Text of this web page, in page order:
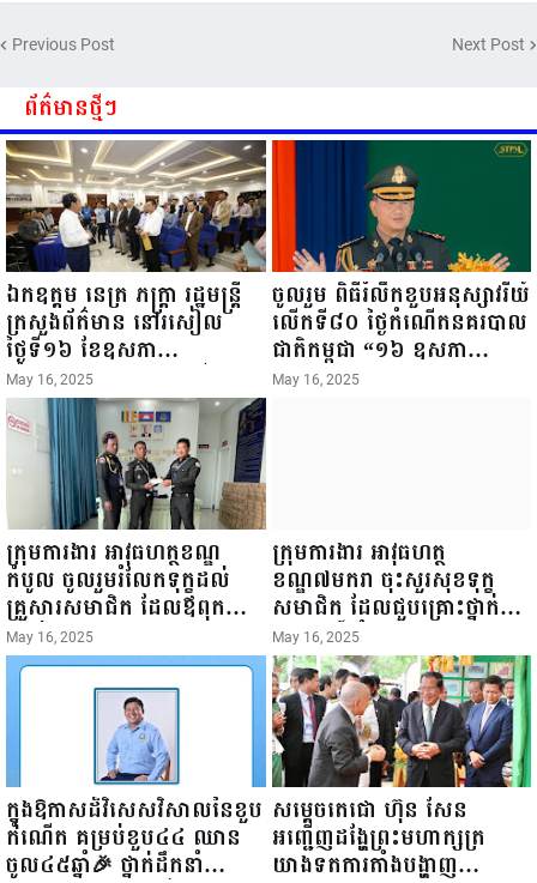
របាល់ទាត់ អហ រាជគ្រុឌ ថ្ងៃទី១៣ ខែ
ឧសភា ឆ្នាំ២០២៥...
Previous Post Next Post
ព័ត៌មានថ្មីៗ
ឯកឧត្តម នេត្រ ភក្ត្រា រដ្ឋមន្ត្រី
ក្រសួងព័ត៌មាន នៅរសៀល
ថ្ងៃទី១៦ ខែឧសភា
ឆ្នាំ២០២៥នេះ បានអញ្ជើញចុះ
ធ្វើជំរឿនថ្នាក់ដឹកនាំមន្ត្រីរាជ
ការស៉ីវិល នៃក្រសួងព័ត៌មាន...
May 16, 2025
ចូលរួម ពិធីរំលឹកខួបអនុស្សាវរីយ៍
លើកទី៨០ ថ្ងៃកំណើតនគរបាល
ជាតិកម្ពុជា “១៦ ឧសភា
១៩៤៥ ~ ១៦ ឧសភា
May 16, 2025
ក្រុមការងារ អាវុធហត្ថខណ្ឌ
កំបូល ចូលរួមរំលែកទុក្ខដល់
គ្រួសារសមាជិក ដែលឪពុកក្មេក
របស់លោកទទួលមរណៈភាព!
May 16, 2025
ក្រុមការងារ អាវុធហត្ថ
ខណ្ឌ៧មករា ចុះសួរសុខទុក្ខ
សមាជិក ដែលជួបគ្រោះថ្នាក់
ចរាចរណ៍ កំពុងសម្រាកព្យាបាល
នៅមន្ទីរពេទ្យ!
May 16, 2025
ក្នុងឱកាសដ៏វិសេសវិសាលនៃខួប
កំណើត គម្រប់ខួប៤៤ ឈាន
ចូល៤៥ឆ្នាំ🎉 ថ្នាក់ដឹកនាំ
សម្តេចតេជោ ហ៊ុន សែន
អញ្ជើញដង្ហែព្រះមហាក្សត្រ
យាងទតការតាំងបង្ហាញ